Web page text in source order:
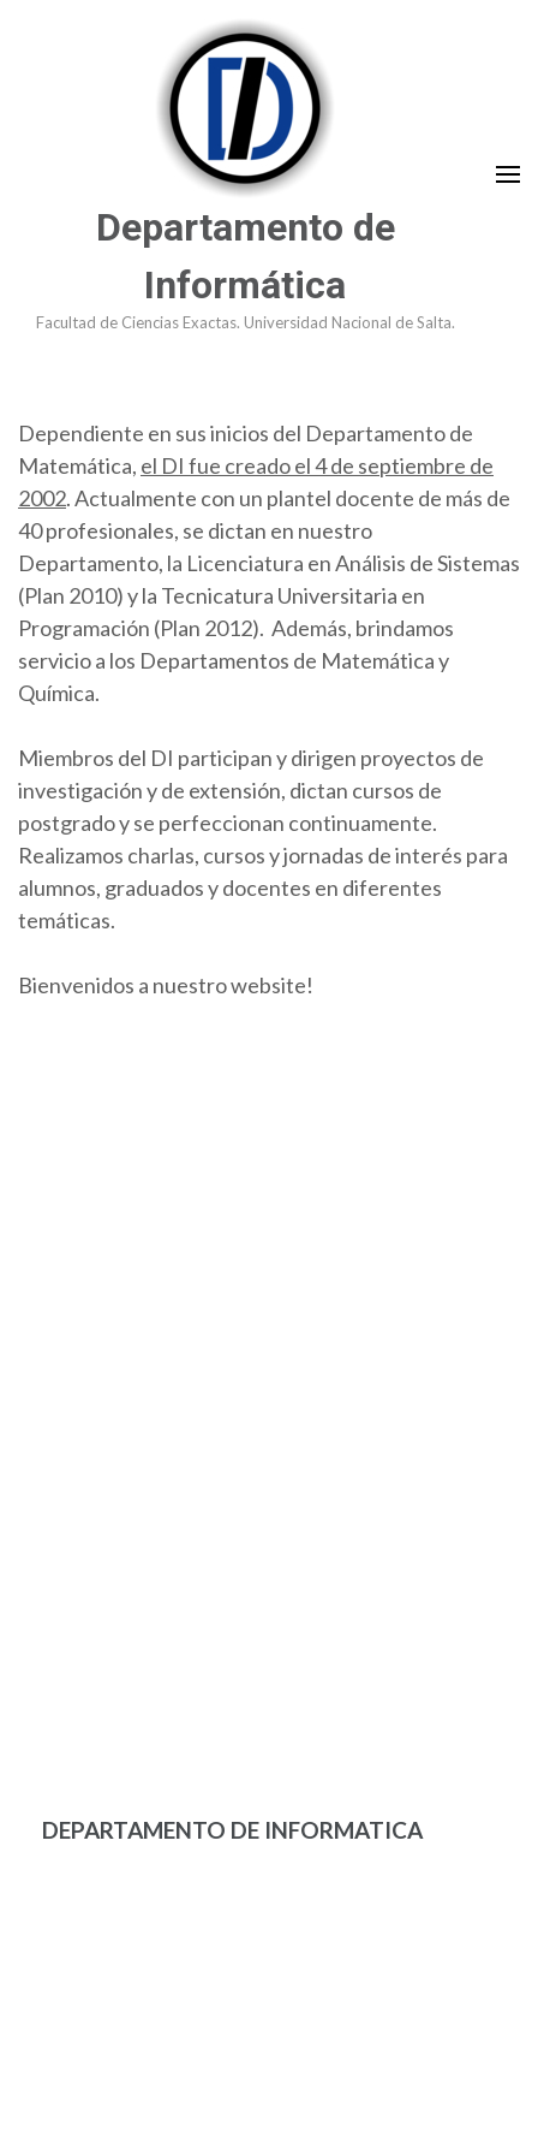
Departamento de
Informática
Facultad de Ciencias Exactas. Universidad Nacional de Salta.
Dependiente en sus inicios del Departamento de
Matemática, el DI fue creado el 4 de septiembre de
2002. Actualmente con un plantel docente de más de
40 profesionales, se dictan en nuestro
Departamento, la Licenciatura en Análisis de Sistemas
(Plan 2010) y la Tecnicatura Universitaria en
Programación (Plan 2012). Además, brindamos
servicio a los Departamentos de Matemática y
Química.
Miembros del DI participan y dirigen proyectos de
investigación y de extensión, dictan cursos de
postgrado y se perfeccionan continuamente.
Realizamos charlas, cursos y jornadas de interés para
alumnos, graduados y docentes en diferentes
temáticas.
Bienvenidos a nuestro website!
DEPARTAMENTO DE INFORMATICA